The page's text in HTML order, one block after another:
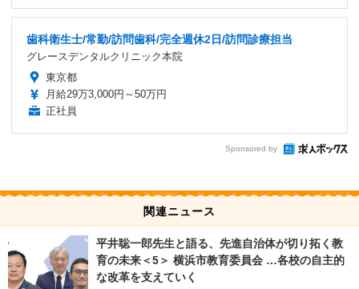
歯科衛生士/常勤/訪問歯科/完全週休2日/訪問診療担当
グレースデンタルクリニック本院
東京都
月給29万3,000円～50万円
正社員
Sponsored by
関連ニュース
平井聡一郎先生と語る、先進自治体が切り拓く教
育の未来＜5＞ 横浜市教育委員会 …各校の自主的
な改革を支えていく